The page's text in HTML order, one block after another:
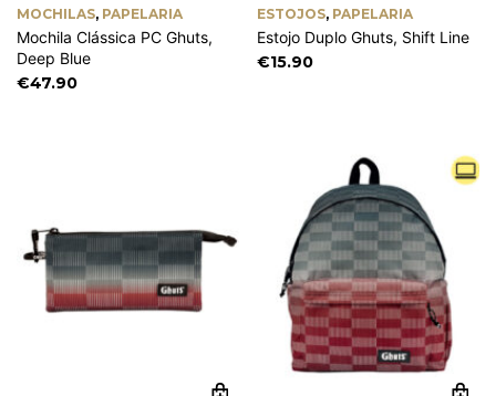
MOCHILAS, PAPELARIA
Mochila Clássica PC Ghuts,
Deep Blue
€47.90
ESTOJOS, PAPELARIA
Estojo Duplo Ghuts, Shift Line
€15.90